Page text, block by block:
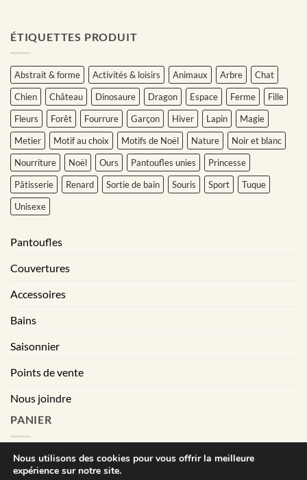
ÉTIQUETTES PRODUIT
Abstrait & forme Activités & loisirs Animaux Arbre
Chat
Chien
Château Dinosaure Dragon Espace Ferme
Fille
Fleurs
Forêt Fourrure Garçon Hiver Lapin
Magie
Metier
Motif au choix Motifs de Noël Nature
Noir et blanc
Nourriture
Noël Ours Pantoufles unies
Princesse
Pâtisserie
Renard Sortie de bain Souris Sport
Tuque
Unisexe
Pantoufles
Couvertures
Accessoires
Bains
Saisonnier
Points de vente
Nous joindre
PANIER
Nous utilisons des cookies pour vous offrir la meilleure
expérience sur notre site.